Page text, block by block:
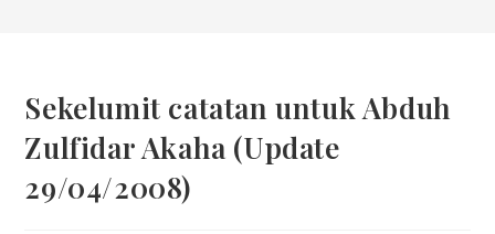
Sekelumit catatan untuk Abduh
Zulfidar Akaha (Update
29/04/2008)